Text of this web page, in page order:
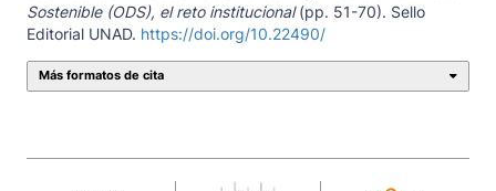
Sostenible (ODS), el reto institucional(pp. 51-70). Sello
Editorial UNAD. https://doi.org/10.22490/
Más formatos de cita